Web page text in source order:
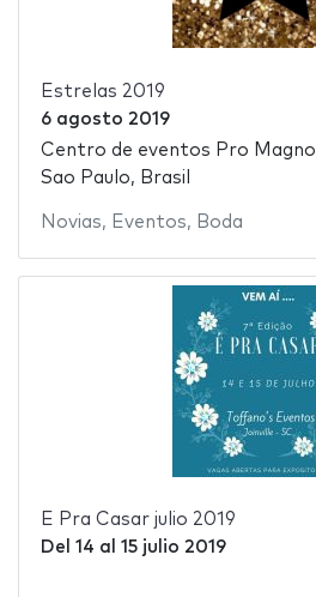
Estrelas 2019
6 agosto 2019
Centro de eventos Pro Magno
Sao Paulo, Brasil
Novias, Eventos, Boda
E Pra Casar julio 2019
Del 14 al 15 julio 2019